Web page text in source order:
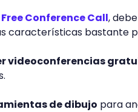
Free Conference Call,
características bastante
videoconferencias
de dibujo para